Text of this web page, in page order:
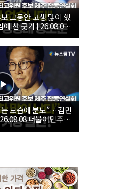
기 | 26.08.08
고위원 후보 제주 합
모습에 분노”…김민
더불어민주당
주 합동연설회